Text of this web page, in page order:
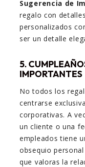
Sugerencia de
regalo con
personalizados
ser un detalle
5.
IMPORTANTES
No todos los
centrarse
corporativas. A
un cliente o una
empleados tiene
obsequio
que valoras la